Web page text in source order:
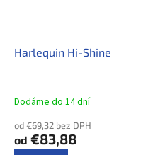
Harlequin Hi-Shine
Dodáme do 14 dní
od €69,32 bez DPH
od €83,88